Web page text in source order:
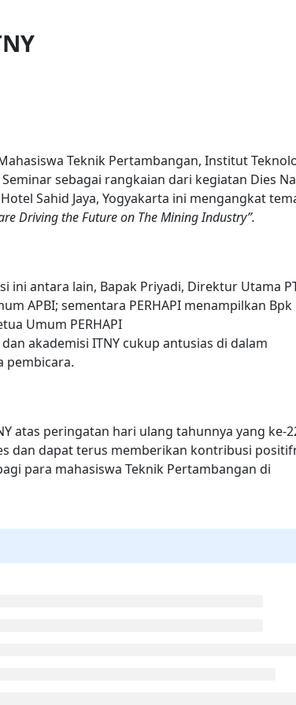
Teknik Pertambangan, Institut
sebagai rangkaian dari kegiatan Dies
Sahid Jaya, Yogyakarta ini mengangkat
Driving the Future on The Mining Industry”.
ini antara lain, Bapak Priyadi, Direktur Utama
APBI; sementara PERHAPI menampilkan Bpk
Umum PERHAPI
akademisi ITNY cukup antusias di dalam
pembicara.
atas peringatan hari ulang tahunnya yang ke-
dan dapat terus memberikan kontribusi
para mahasiswa Teknik Pertambangan di